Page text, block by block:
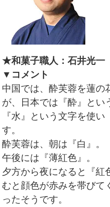
★和菓子職人：石井光一
▼コメント
中国では、酔芙蓉を蓮の
が、日本では『酔』とい
『水』という文字を使
す。
酔芙蓉は、朝は『白』。
午後には『薄紅色』。
夕方から夜になると『紅
むと顔色が赤みを帯びて
ったそうです。